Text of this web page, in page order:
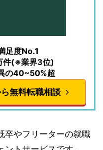
足度No.1
件(※業界3位)
の40~50%超
無料転職相談
卒やフリーターの就職